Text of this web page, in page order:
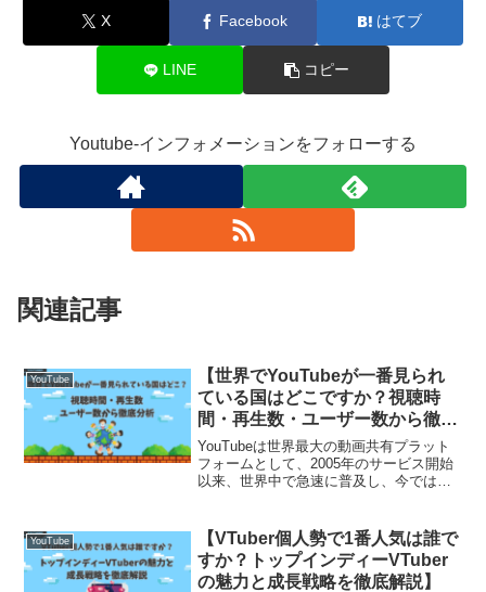
X Facebook はてブ
LINE コピー
Youtube-インフォメーションをフォローする
関連記事
YouTube
【世界でYouTubeが一番見られ
ている国はどこですか？視聴時
間・再生数・ユーザー数から徹底
分析】
YouTubeは世界最大の動画共有プラット
フォームとして、2005年のサービス開始
以来、世界中で急速に普及し、今では日
ット、パソコン、スマートテレビなど
様々なデバイスで...
YouTube
【VTuber個人勢で1番人気は誰で
すか？トップインディーVTuber
の魅力と成長戦略を徹底解説】